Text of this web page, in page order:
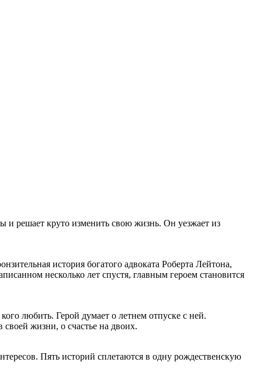
и решает круто изменить свою жизнь. Он уезжает из
история богатого адвоката Роберта Лейтона,
несколько лет спустя, главным героем становится
любить. Герой думает о летнем отпуске с ней.
жизни, о счастье на двоих.
Пять историй сплетаются в одну рождественскую